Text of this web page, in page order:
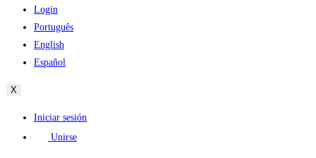
Login
Português
English
Español
X
Iniciar sesión
Unirse